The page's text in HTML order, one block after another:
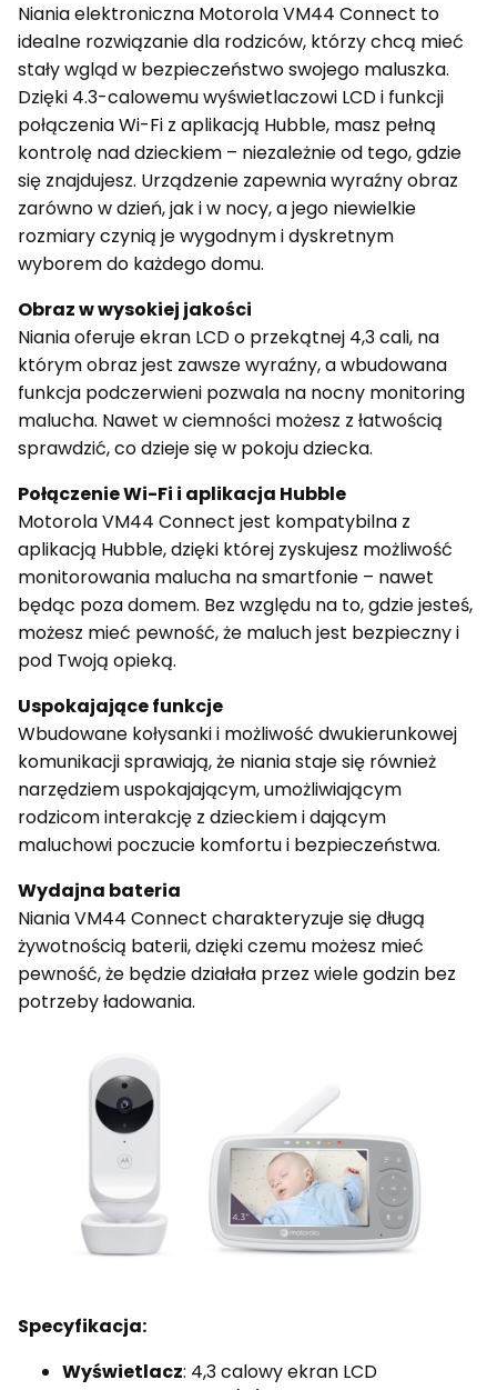
Niania elektroniczna Motorola VM44 Connect to
idealne rozwiązanie dla rodziców, którzy chcą mieć
stały wgląd w bezpieczeństwo swojego maluszka.
Dzięki 4.3-calowemu wyświetlaczowi LCD i funkcji
połączenia Wi-Fi z aplikacją Hubble, masz pełną
kontrolę nad dzieckiem – niezależnie od tego, gdzie
się znajdujesz. Urządzenie zapewnia wyraźny obraz
zarówno w dzień, jak i w nocy, a jego niewielkie
rozmiary czynią je wygodnym i dyskretnym
wyborem do każdego domu.
Obraz w wysokiej jakości
Niania oferuje ekran LCD o przekątnej 4,3 cali, na
którym obraz jest zawsze wyraźny, a wbudowana
funkcja podczerwieni pozwala na nocny monitoring
malucha. Nawet w ciemności możesz z łatwością
sprawdzić, co dzieje się w pokoju dziecka.
Połączenie Wi-Fi i aplikacja Hubble
Motorola VM44 Connect jest kompatybilna z
aplikacją Hubble, dzięki której zyskujesz możliwość
monitorowania malucha na smartfonie – nawet
będąc poza domem. Bez względu na to, gdzie jesteś,
możesz mieć pewność, że maluch jest bezpieczny i
pod Twoją opieką.
Uspokajające funkcje
Wbudowane kołysanki i możliwość dwukierunkowej
komunikacji sprawiają, że niania staje się również
narzędziem uspokajającym, umożliwiającym
rodzicom interakcję z dzieckiem i dającym
maluchowi poczucie komfortu i bezpieczeństwa.
Wydajna bateria
Niania VM44 Connect charakteryzuje się długą
żywotnością baterii, dzięki czemu możesz mieć
pewność, że będzie działała przez wiele godzin bez
potrzeby ładowania.
Specyfikacja:
Wyświetlacz: 4,3 calowy ekran LCD